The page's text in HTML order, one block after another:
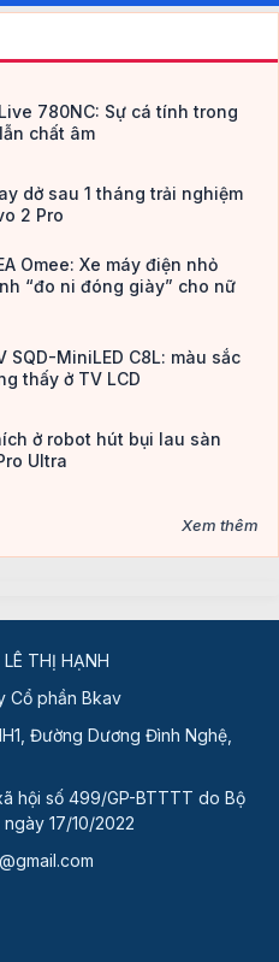
780NC: Sự cá tính trong
chất âm
dở sau 1 tháng trải nghiệm
2 Pro
Omee: Xe máy điện nhỏ
“đo ni đóng giày” cho nữ
SQD-MiniLED C8L: màu sắc
thấy ở TV LCD
ở robot hút bụi lau sàn
Ultra
Xem thêm
THỊ HẠNH
Cổ phần Bkav
Đường Dương Đình Nghệ,
hội số 499/GP-BTTTT do Bộ
17/10/2022